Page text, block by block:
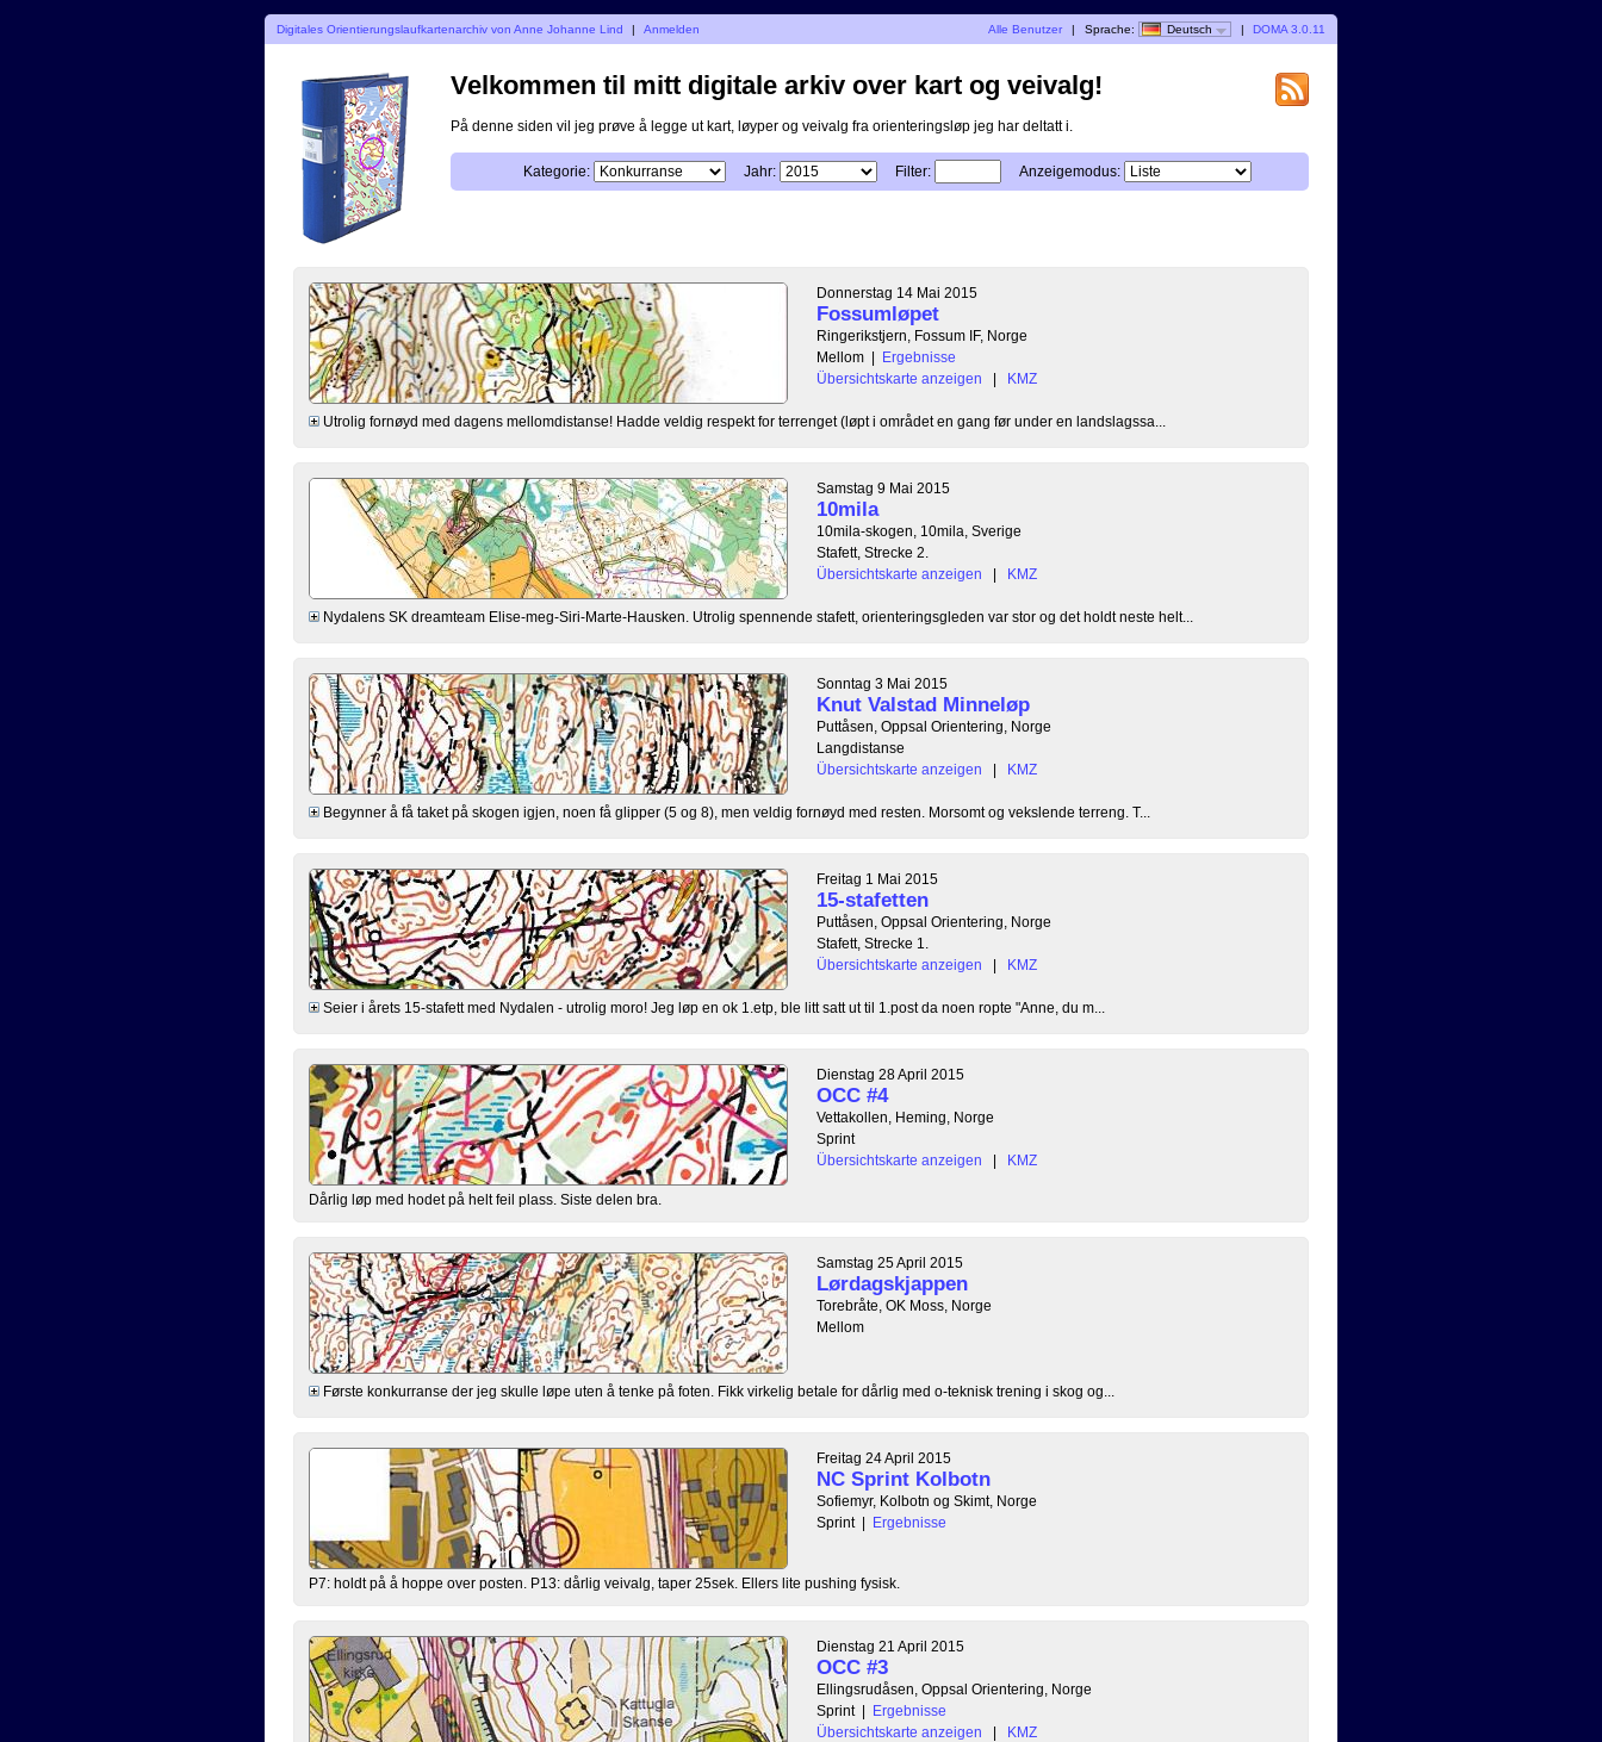
Digitales Orientierungslaufkartenarchiv von Anne Johanne Lind | Anmelden Alle Benutzer | Sprache: Deutsch | DOMA 3.0.11
Velkommen til mitt digitale arkiv over kart og veivalg!
På denne siden vil jeg prøve å legge ut kart, løyper og veivalg fra orienteringsløp jeg har deltatt i.
Kategorie: Jahr: Filter: Anzeigemodus:
Donnerstag 14 Mai 2015
Fossumløpet
Ringerikstjern, Fossum IF, Norge
Mellom | Ergebnisse
Übersichtskarte anzeigen
| KMZ
Utrolig fornøyd med dagens mellomdistanse! Hadde veldig respekt for terrenget (løpt i området en gang før under en landslagssa...
Samstag 9 Mai 2015
10mila
10mila-skogen, 10mila, Sverige
Stafett, Strecke 2.
Übersichtskarte anzeigen
| KMZ
Nydalens SK dreamteam Elise-meg-Siri-Marte-Hausken. Utrolig spennende stafett, orienteringsgleden var stor og det holdt neste helt...
Sonntag 3 Mai 2015
Knut Valstad Minneløp
Puttåsen, Oppsal Orientering, Norge
Langdistanse
Übersichtskarte anzeigen
| KMZ
Begynner å få taket på skogen igjen, noen få glipper (5 og 8), men veldig fornøyd med resten. Morsomt og vekslende terreng. T...
Freitag 1 Mai 2015
15-stafetten
Puttåsen, Oppsal Orientering, Norge
Stafett, Strecke 1.
Übersichtskarte anzeigen
| KMZ
Seier i årets 15-stafett med Nydalen - utrolig moro! Jeg løp en ok 1.etp, ble litt satt ut til 1.post da noen ropte "Anne, du m...
Dienstag 28 April 2015
OCC #4
Vettakollen, Heming, Norge
Sprint
Übersichtskarte anzeigen
| KMZ
Dårlig løp med hodet på helt feil plass. Siste delen bra.
Samstag 25 April 2015
Lørdagskjappen
Torebråte, OK Moss, Norge
Mellom
Første konkurranse der jeg skulle løpe uten å tenke på foten. Fikk virkelig betale for dårlig med o-teknisk trening i skog og...
Freitag 24 April 2015
NC Sprint Kolbotn
Sofiemyr, Kolbotn og Skimt, Norge
Sprint | Ergebnisse
P7: holdt på å hoppe over posten. P13: dårlig veivalg, taper 25sek. Ellers lite pushing fysisk.
Dienstag 21 April 2015
OCC #3
Ellingsrudåsen, Oppsal Orientering, Norge
Sprint | Ergebnisse
Übersichtskarte anzeigen
| KMZ